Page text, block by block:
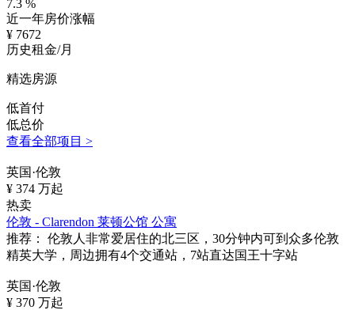
7.3 %
近一年房价涨幅
¥ 7672
历史租金/月
精选房源
低首付
低总价
查看全部项目 >
英国·伦敦
¥ 374 万起
热卖
伦敦 - Clarendon 莱顿公馆 公寓
推荐：
伦敦人非常爱居住的北三区，30分钟内可到众多伦敦
精英大学，周边拥有4个交通站，7站直达国王十字站
英国·伦敦
¥ 370 万起